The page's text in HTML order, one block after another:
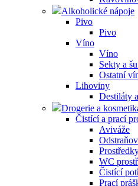
Alkoholické nápoje
Pivo
Pivo
Víno
Víno
Sekty a
Ostatní
Lihoviny
Destiláty
Drogerie a
Čistící a prací
Aviváže
WC
Čistící
Prací